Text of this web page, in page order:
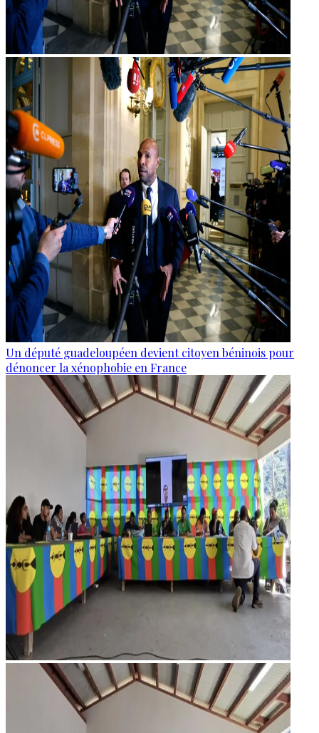
Un député guadeloupéen devient citoyen béninois pour
dénoncer la xénophobie en France